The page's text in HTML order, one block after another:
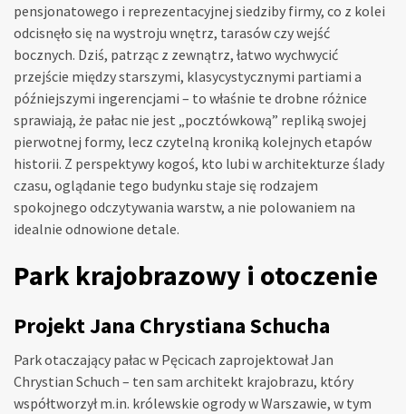
pensjonatowego i reprezentacyjnej siedziby firmy, co z kolei
odcisnęło się na wystroju wnętrz, tarasów czy wejść
bocznych. Dziś, patrząc z zewnątrz, łatwo wychwycić
przejście między starszymi, klasycystycznymi partiami a
późniejszymi ingerencjami – to właśnie te drobne różnice
sprawiają, że pałac nie jest „pocztówkową” repliką swojej
pierwotnej formy, lecz czytelną kroniką kolejnych etapów
historii. Z perspektywy kogoś, kto lubi w architekturze ślady
czasu, oglądanie tego budynku staje się rodzajem
spokojnego odczytywania warstw, a nie polowaniem na
idealnie odnowione detale.
Park krajobrazowy i otoczenie
Projekt Jana Chrystiana Schucha
Park otaczający pałac w Pęcicach zaprojektował Jan
Chrystian Schuch – ten sam architekt krajobrazu, który
współtworzył m.in. królewskie ogrody w Warszawie, w tym